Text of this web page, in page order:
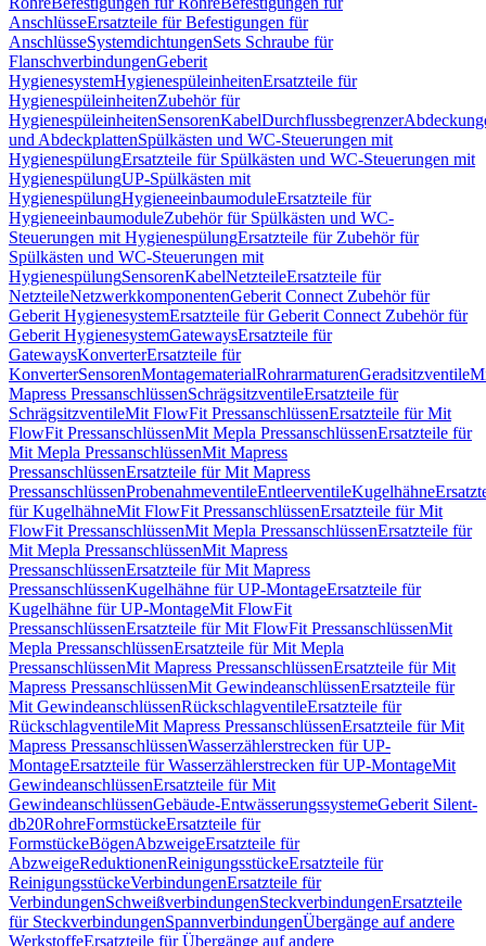
AnschlüsseErsatzteile für Befestigungen für
AnschlüsseSystemdichtungenSets Schraube für
FlanschverbindungenGeberit
HygienesystemHygienespüleinheitenErsatzteile für
HygienespüleinheitenZubehör für
HygienespüleinheitenSensorenKabelDurchflussbegrenzer
und AbdeckplattenSpülkästen und WC-Steuerungen mit
HygienespülungErsatzteile für Spülkästen und WC-Steuerungen mit
HygienespülungUP-Spülkästen mit
HygienespülungHygieneeinbaumoduleErsatzteile für
HygieneeinbaumoduleZubehör für Spülkästen und WC-
Steuerungen mit HygienespülungErsatzteile für Zubehör für
Spülkästen und WC-Steuerungen mit
HygienespülungSensorenKabelNetzteileErsatzteile für
NetzteileNetzwerkkomponentenGeberit Connect Zubehör für
Geberit HygienesystemErsatzteile für Geberit Connect Zubehör für
Geberit HygienesystemGatewaysErsatzteile für
GatewaysKonverterErsatzteile für
KonverterSensorenMontagematerialRohrarmaturenGeradsitzventile
Mapress PressanschlüssenSchrägsitzventileErsatzteile für
SchrägsitzventileMit FlowFit PressanschlüssenErsatzteile für Mit
FlowFit PressanschlüssenMit Mepla PressanschlüssenErsatzteile für
Mit Mepla PressanschlüssenMit Mapress
PressanschlüssenErsatzteile für Mit Mapress
PressanschlüssenProbenahmeventileEntleerventileKugelhähne
für KugelhähneMit FlowFit PressanschlüssenErsatzteile für Mit
FlowFit PressanschlüssenMit Mepla PressanschlüssenErsatzteile für
Mit Mepla PressanschlüssenMit Mapress
PressanschlüssenErsatzteile für Mit Mapress
PressanschlüssenKugelhähne für UP-MontageErsatzteile für
Kugelhähne für UP-MontageMit FlowFit
PressanschlüssenErsatzteile für Mit FlowFit PressanschlüssenMit
Mepla PressanschlüssenErsatzteile für Mit Mepla
PressanschlüssenMit Mapress PressanschlüssenErsatzteile für Mit
Mapress PressanschlüssenMit GewindeanschlüssenErsatzteile für
Mit GewindeanschlüssenRückschlagventileErsatzteile für
RückschlagventileMit Mapress PressanschlüssenErsatzteile für Mit
Mapress PressanschlüssenWasserzählerstrecken für UP-
MontageErsatzteile für Wasserzählerstrecken für UP-MontageMit
GewindeanschlüssenErsatzteile für Mit
GewindeanschlüssenGebäude-EntwässerungssystemeGeberit Silent-
db20RohreFormstückeErsatzteile für
FormstückeBögenAbzweigeErsatzteile für
AbzweigeReduktionenReinigungsstückeErsatzteile für
ReinigungsstückeVerbindungenErsatzteile für
VerbindungenSchweißverbindungenSteckverbindungenErsatzteile
für SteckverbindungenSpannverbindungenÜbergänge auf andere
WerkstoffeErsatzteile für Übergänge auf andere